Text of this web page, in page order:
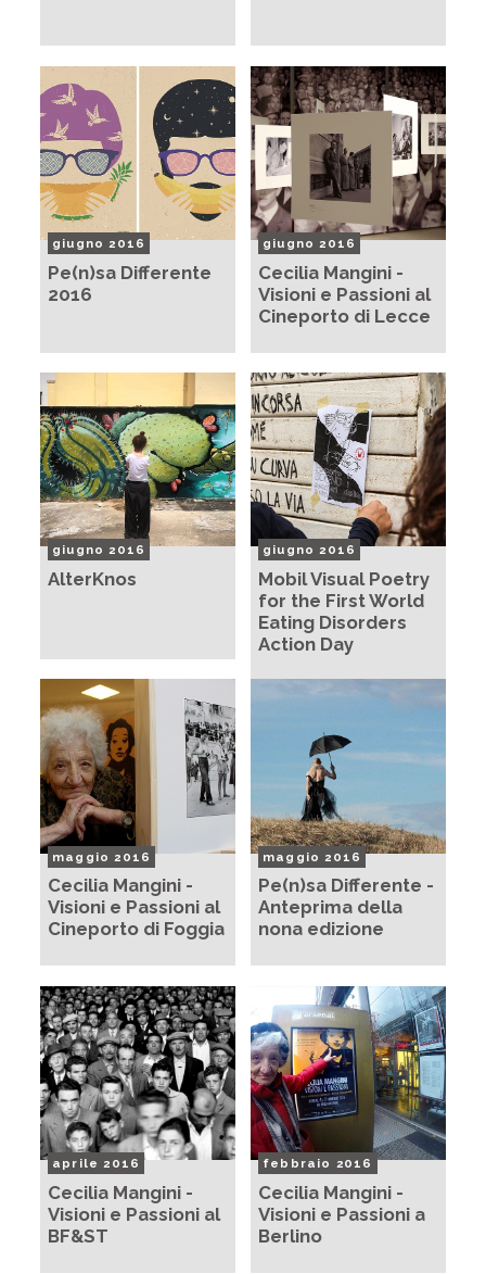
giugno 2016
Pe(n)sa Differente
2016
giugno 2016
Cecilia Mangini -
Visioni e Passioni al
Cineporto di Lecce
giugno 2016
AlterKnos
giugno 2016
Mobil Visual Poetry
for the First World
Eating Disorders
Action Day
maggio 2016
Cecilia Mangini -
Visioni e Passioni al
Cineporto di Foggia
maggio 2016
Pe(n)sa Differente -
Anteprima della
nona edizione
aprile 2016
Cecilia Mangini -
Visioni e Passioni al
BF&ST
febbraio 2016
Cecilia Mangini -
Visioni e Passioni a
Berlino